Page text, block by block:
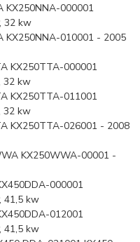
KX250NNA-000001
32 kw
KX250NNA-010001 - 2005
KX250TTA-000001
32 kw
KX250TTA-011001
32 kw
KX250TTA-026001 - 2008
KX250WWA-00001 -
000001
41,5 kw
012001
41,5 kw